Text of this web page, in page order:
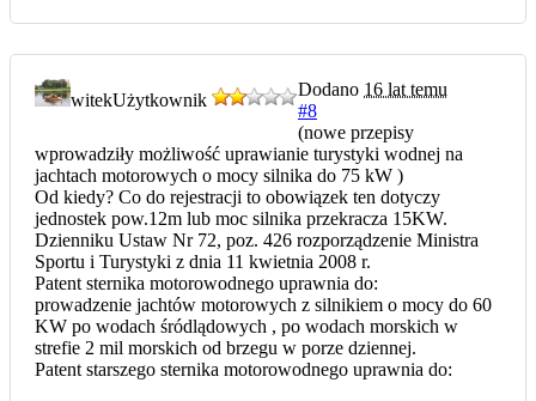
witekUżytkownik Dodano 16 lat temu
#8
(nowe przepisy
wprowadziły możliwość uprawianie turystyki wodnej na
jachtach motorowych o mocy silnika do 75 kW )
Od kiedy? Co do rejestracji to obowiązek ten dotyczy
jednostek pow.12m lub moc silnika przekracza 15KW.
Dzienniku Ustaw Nr 72, poz. 426 rozporządzenie Ministra
Sportu i Turystyki z dnia 11 kwietnia 2008 r.
Patent sternika motorowodnego uprawnia do:
prowadzenie jachtów motorowych z silnikiem o mocy do 60
KW po wodach śródlądowych , po wodach morskich w
strefie 2 mil morskich od brzegu w porze dziennej.
Patent starszego sternika motorowodnego uprawnia do: